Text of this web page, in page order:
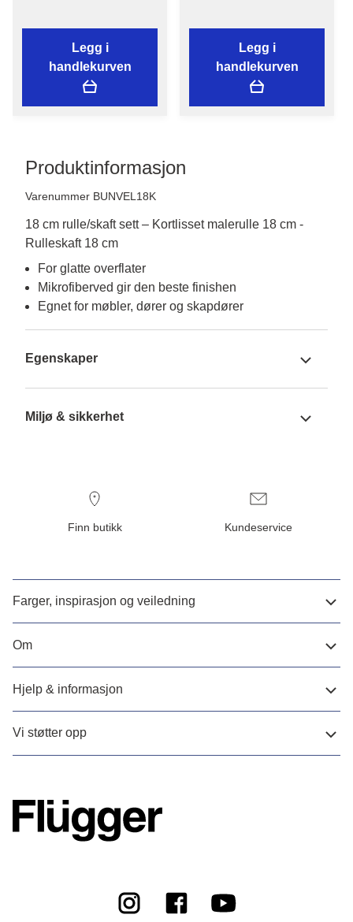
Legg i
handlekurven
Legg i
handlekurven
Produktinformasjon
Varenummer BUNVEL18K
18 cm rulle/skaft sett – Kortlisset malerulle 18 cm -
Rulleskaft 18 cm
For glatte overflater
Mikrofiberved gir den beste finishen
Egnet for møbler, dører og skapdører
Egenskaper
Miljø & sikkerhet
Finn butikk Kundeservice
Farger, inspirasjon og veiledning
Om
Hjelp & informasjon
Vi støtter opp